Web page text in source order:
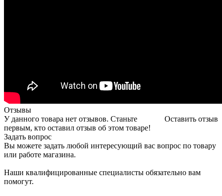
Отзывы
Оставить отзыв
У данного товара нет отзывов. Станьте
первым, кто оставил отзыв об этом товаре!
Задать вопрос
Вы можете задать любой интересующий вас вопрос по товару
или работе магазина.
Наши квалифицированные специалисты обязательно вам
помогут.